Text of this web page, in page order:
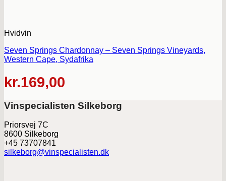
Hvidvin
Seven Springs Chardonnay – Seven Springs Vineyards,
Western Cape, Sydafrika
kr.169,00
Vinspecialisten Silkeborg
Priorsvej 7C
8600 Silkeborg
+45 73707841
silkeborg@vinspecialisten.dk